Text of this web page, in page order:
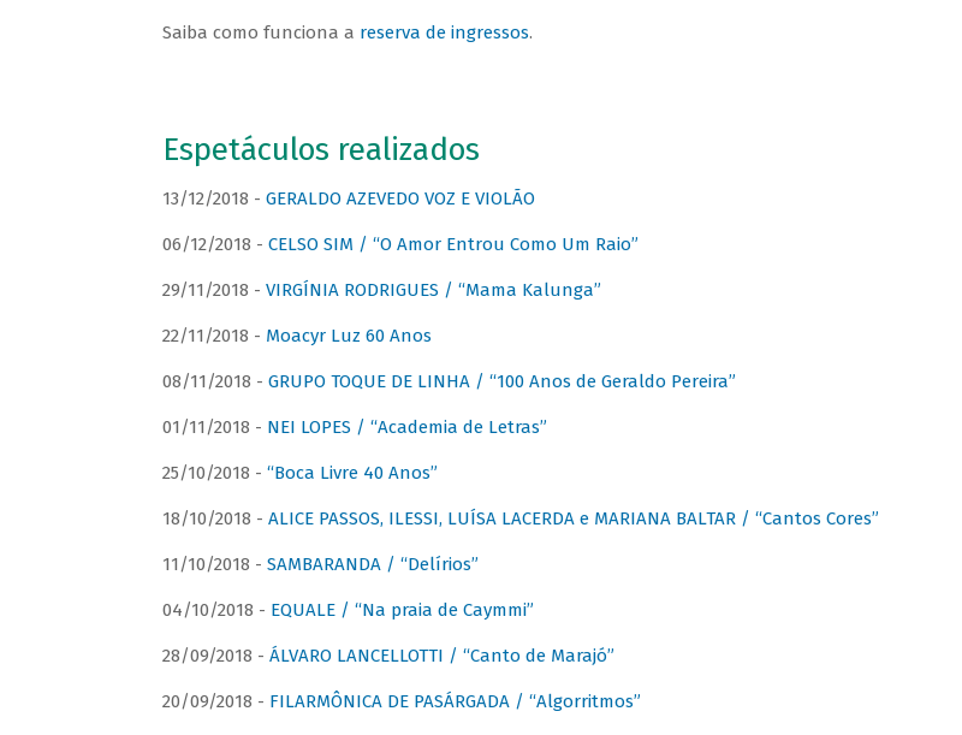
Saiba como funciona a reserva de ingressos.
Espetáculos realizados
13/12/2018 - GERALDO AZEVEDO VOZ E VIOLÃO
06/12/2018 - CELSO SIM / “O Amor Entrou Como Um Raio”
29/11/2018 - VIRGÍNIA RODRIGUES / “Mama Kalunga”
22/11/2018 - Moacyr Luz 60 Anos
08/11/2018 - GRUPO TOQUE DE LINHA / “100 Anos de Geraldo Pereira”
01/11/2018 - NEI LOPES / “Academia de Letras”
25/10/2018 - “Boca Livre 40 Anos”
18/10/2018 - ALICE PASSOS, ILESSI, LUÍSA LACERDA e MARIANA BALTAR / “Cantos Cores”
11/10/2018 - SAMBARANDA / “Delírios”
04/10/2018 - EQUALE / “Na praia de Caymmi”
28/09/2018 - ÁLVARO LANCELLOTTI / “Canto de Marajó”
20/09/2018 - FILARMÔNICA DE PASÁRGADA / “Algorritmos”